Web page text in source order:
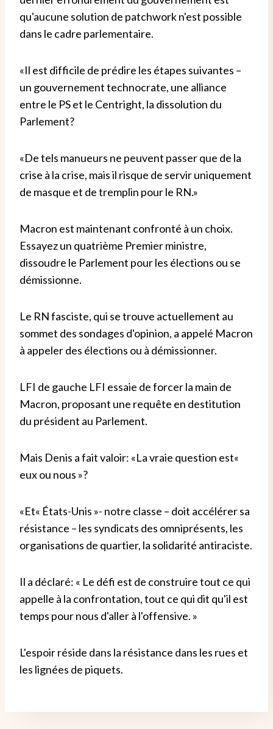
qu'aucune solution de patchwork n'est possible
dans le cadre parlementaire.
«Il est difficile de prédire les étapes suivantes –
un gouvernement technocrate, une alliance
entre le PS et le Centright, la dissolution du
Parlement?
«De tels manueurs ne peuvent passer que de la
crise à la crise, mais il risque de servir uniquement
de masque et de tremplin pour le RN.»
Macron est maintenant confronté à un choix.
Essayez un quatrième Premier ministre,
dissoudre le Parlement pour les élections ou se
démissionne.
Le RN fasciste, qui se trouve actuellement au
sommet des sondages d'opinion, a appelé Macron
à appeler des élections ou à démissionner.
LFI de gauche LFI essaie de forcer la main de
Macron, proposant une requête en destitution
du président au Parlement.
Mais Denis a fait valoir: «La vraie question est«
eux ou nous »?
«Et« États-Unis »- notre classe – doit accélérer sa
résistance – les syndicats des omniprésents, les
organisations de quartier, la solidarité antiraciste.
Il a déclaré: « Le défi est de construire tout ce qui
appelle à la confrontation, tout ce qui dit qu'il est
temps pour nous d'aller à l'offensive. »
L'espoir réside dans la résistance dans les rues et
les lignées de piquets.